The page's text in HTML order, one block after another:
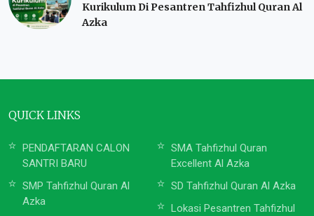
Kurikulum Di Pesantren Tahfizhul Quran Al
Azka
QUICK LINKS
PENDAFTARAN CALON
SANTRI BARU
SMA Tahfizhul Quran
Excellent Al Azka
SMP Tahfizhul Quran Al
Azka
SD Tahfizhul Quran Al Azka
Lokasi Pesantren Tahfizhul